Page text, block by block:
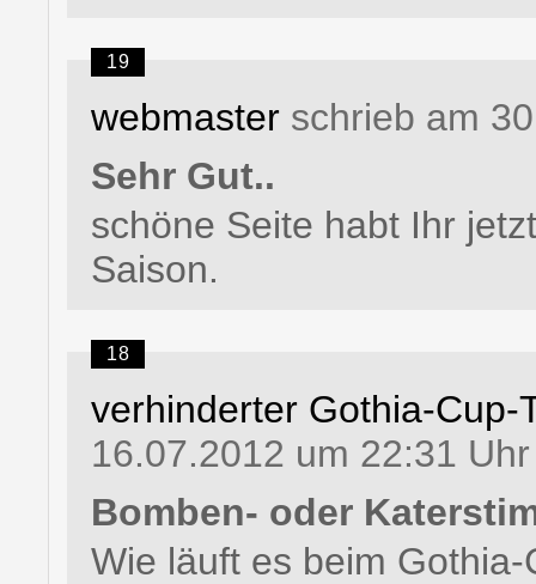
19
webmaster schrieb am
Sehr Gut..
schöne Seite habt Ihr
Saison.
18
verhinderter Gothia-Cup-
16.07.2012 um 22:31 Uhr
Bomben- oder
Wie läuft es beim